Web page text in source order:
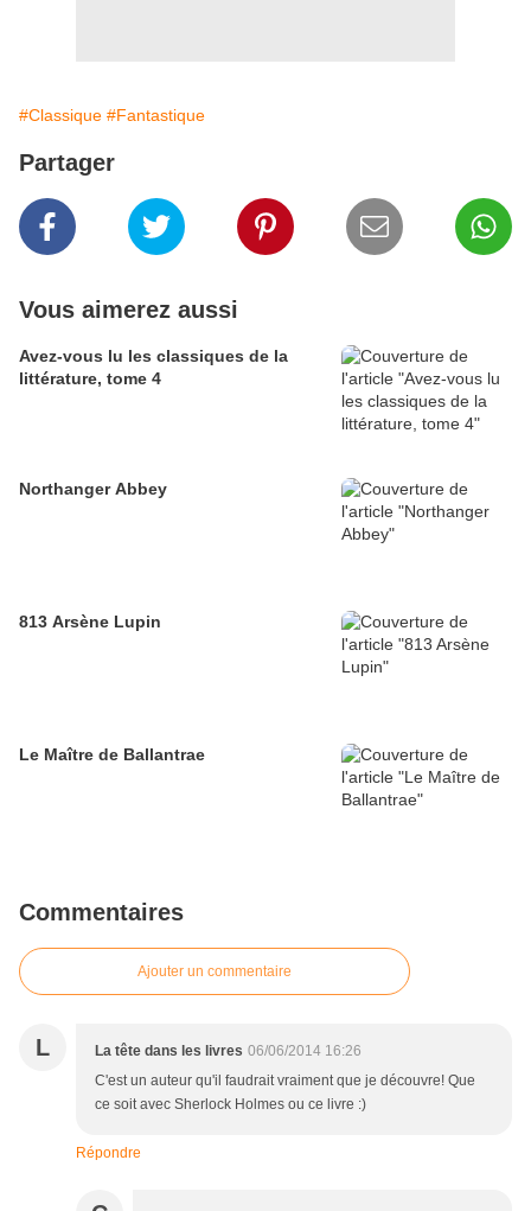
#Classique #Fantastique
Partager
Vous aimerez aussi
Avez-vous lu les classiques de la
littérature, tome 4
Northanger Abbey
813 Arsène Lupin
Le Maître de Ballantrae
Commentaires
Ajouter un commentaire
L La tête dans les livres 06/06/2014 16:26
C'est un auteur qu'il faudrait vraiment que je découvre! Que
ce soit avec Sherlock Holmes ou ce livre :)
Répondre